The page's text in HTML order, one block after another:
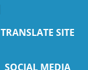
TRANSLATE SITE
SOCIAL MEDIA